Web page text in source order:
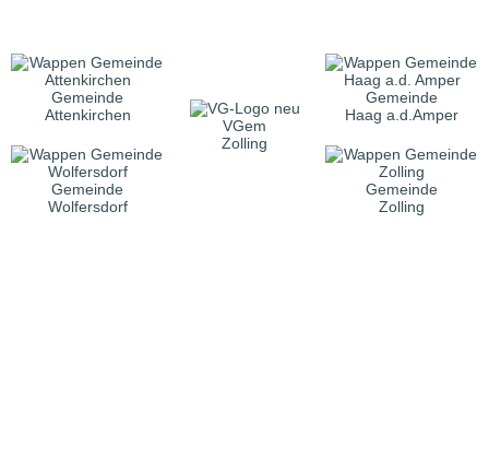
Gemeinde
Attenkirchen
VGem
Zolling
Gemeinde
Haag a.d.Amper
Gemeinde
Wolfersdorf
Gemeinde
Zolling